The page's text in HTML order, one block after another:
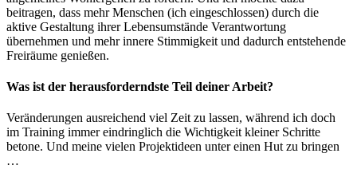
beitragen, dass mehr Menschen (ich eingeschlossen) durch die
aktive Gestaltung ihrer Lebensumstände Verantwortung
übernehmen und mehr innere Stimmigkeit und dadurch entstehende
Freiräume genießen.
Was ist der herausforderndste Teil deiner Arbeit?
Veränderungen ausreichend viel Zeit zu lassen, während ich doch
im Training immer eindringlich die Wichtigkeit kleiner Schritte
betone. Und meine vielen Projektideen unter einen Hut zu bringen
…